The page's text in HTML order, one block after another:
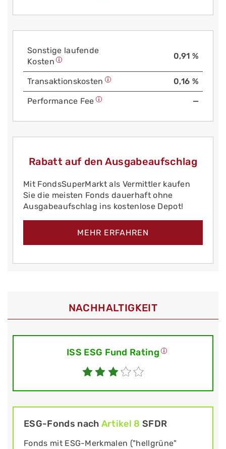
Sonstige laufende
Kosten
0,91 %
Trans­aktions­kosten 0,16 %
Performance Fee —
Rabatt auf den Ausgabeaufschlag
Mit FondsSuperMarkt als Vermittler kaufen
Sie die meisten Fonds dauerhaft ohne
Ausgabeaufschlag ins kostenlose Depot!
MEHR ERFAHREN
NACHHALTIGKEIT
ISS ESG Fund Rating
ESG-Fonds nach Artikel 8 SFDR
Fonds mit ESG-Merkmalen ("hellgrüne"